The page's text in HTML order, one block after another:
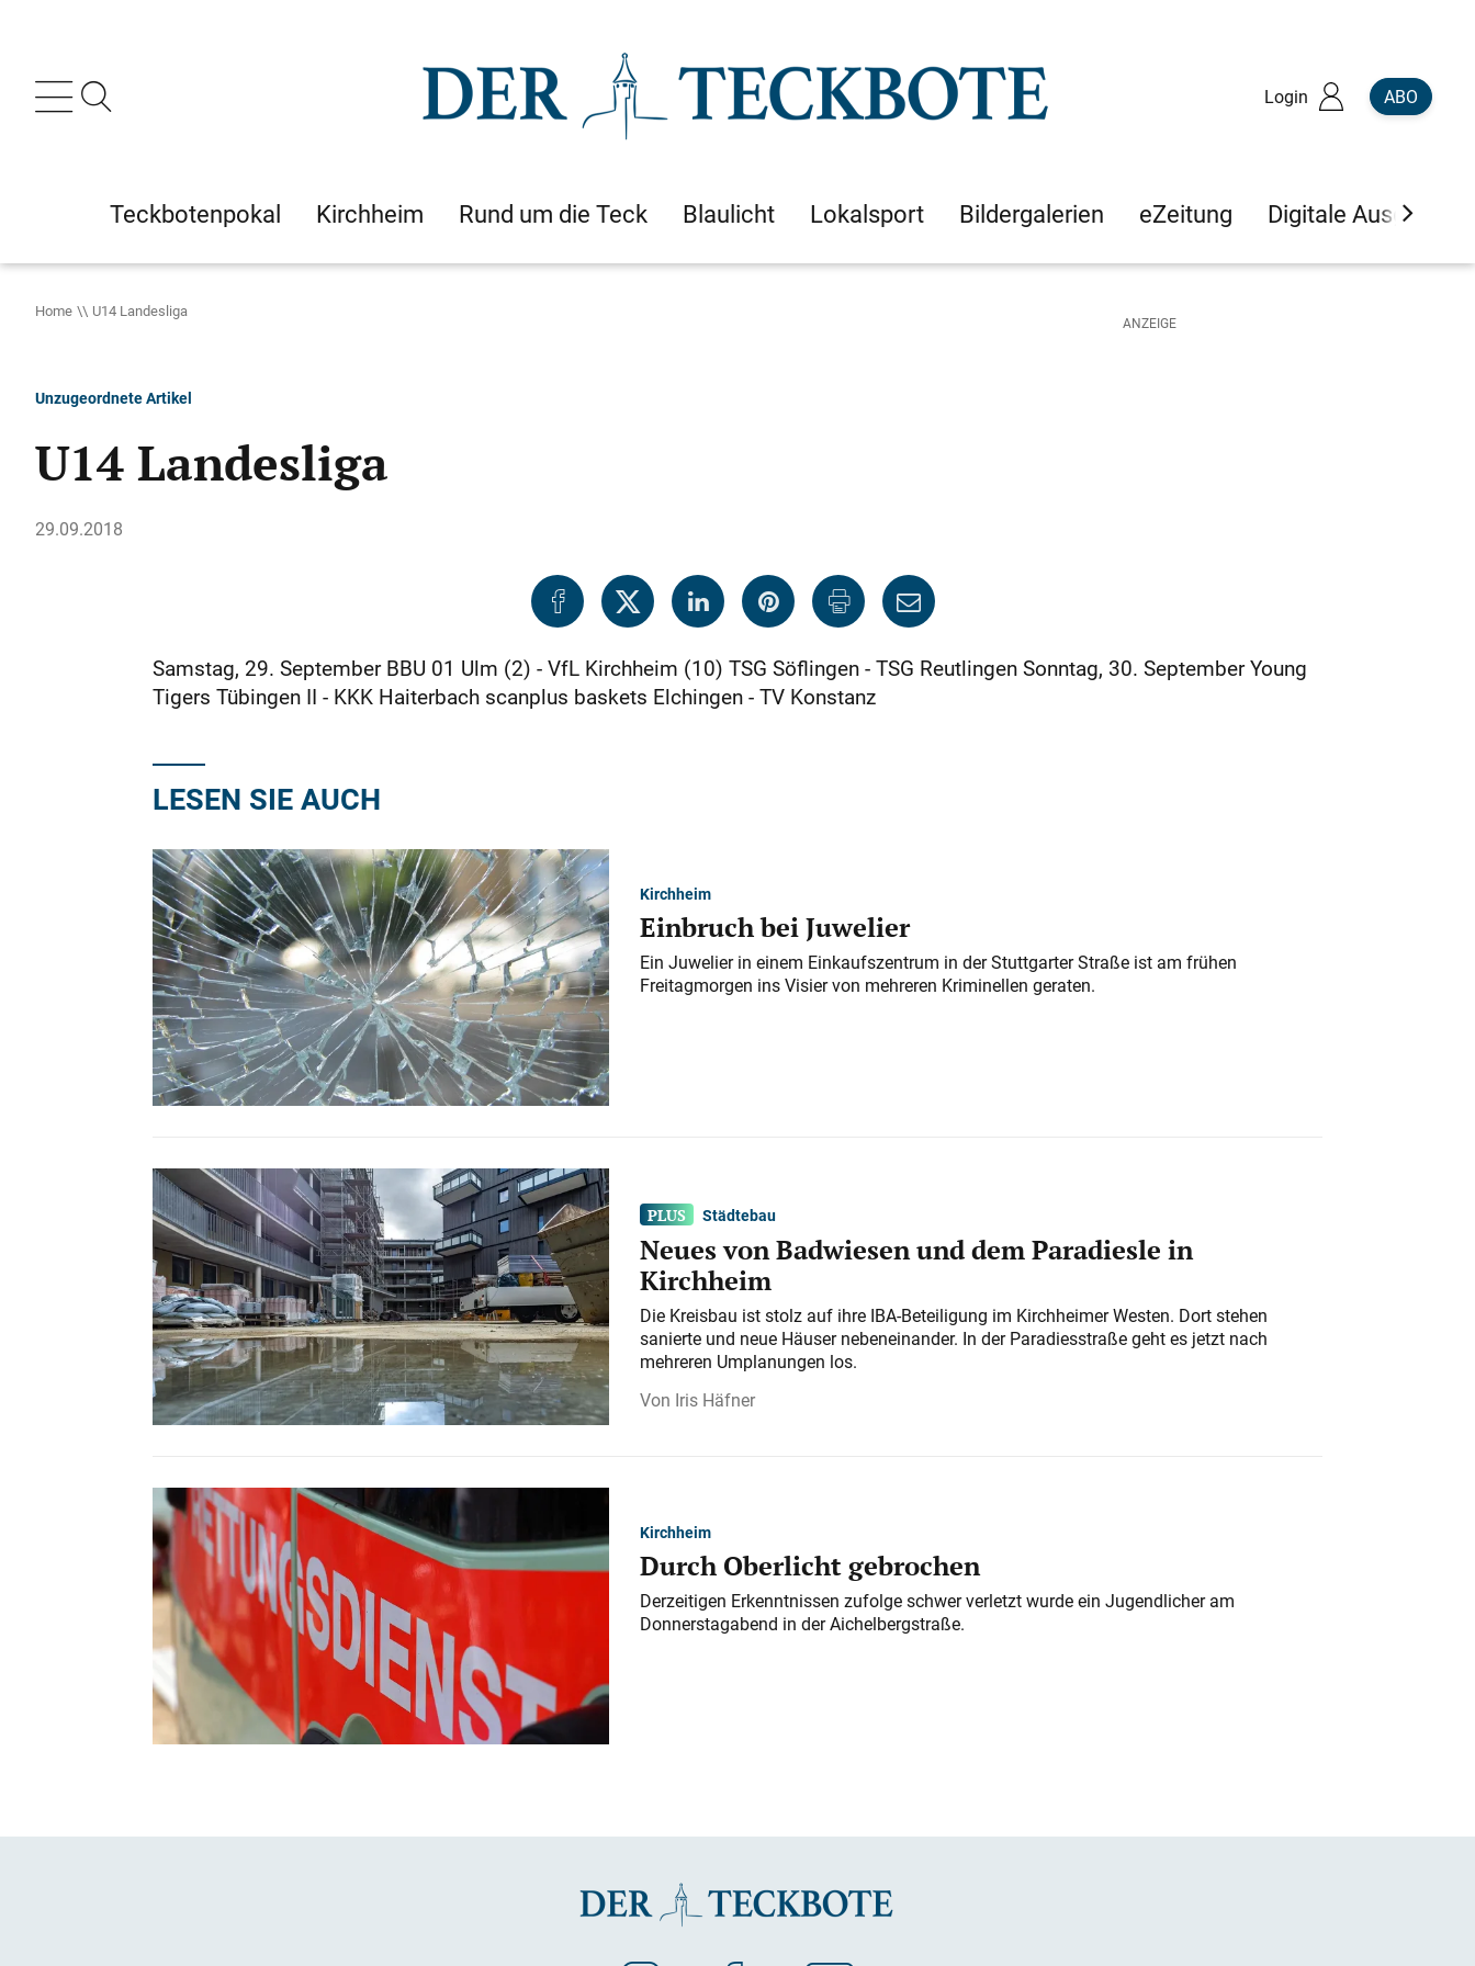
Login ABO
Teckbotenpokal Kirchheim Rund um die Teck Blaulicht Lokalsport Bildergalerien eZeitung Digitale Ausgaben
Home U14 Landesliga
Unzugeordnete Artikel
U14 Landesliga
29.09.2018
Samstag, 29. September BBU 01 Ulm (2) - VfL Kirchheim (10) TSG Söflingen - TSG Reutlingen Sonntag, 30. September Young
Tigers Tübingen II - KKK Haiterbach scanplus baskets Elchingen - TV Konstanz
LESEN SIE AUCH
Kirchheim
Einbruch bei Juwelier
Ein Juwelier in einem Einkaufszentrum in der Stuttgarter Straße ist am frühen
Freitagmorgen ins Visier von mehreren Kriminellen geraten.
Städtebau
Neues von Badwiesen und dem Paradiesle in
Kirchheim
Die Kreisbau ist stolz auf ihre IBA-Beteiligung im Kirchheimer Westen. Dort stehen
sanierte und neue Häuser nebeneinander. In der Paradiesstraße geht es jetzt nach
mehreren Umplanungen los.
Iris Häfner
Kirchheim
Durch Oberlicht gebrochen
Derzeitigen Erkenntnissen zufolge schwer verletzt wurde ein Jugendlicher am
Donnerstagabend in der Aichelbergstraße.